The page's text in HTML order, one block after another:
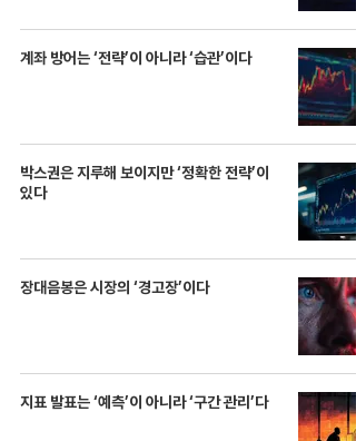
계좌 방어는 ‘전략’이 아니라 ‘습관’이다
박스권은 지루해 보이지만 ‘정확한 전략’이
있다
장대음봉은 시장의 ‘경고장’이다
지표 발표는 ‘예측’이 아니라 ‘구간 관리’다